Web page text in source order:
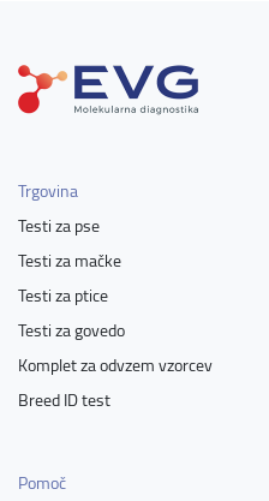
Trgovina
Testi za pse
Testi za mačke
Testi za ptice
Testi za govedo
Komplet za odvzem vzorcev
Breed ID test
Pomoč